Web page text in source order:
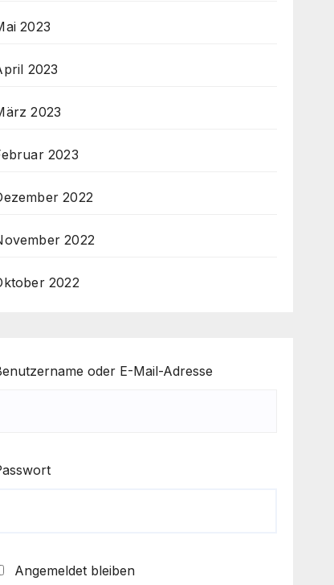
2023
2023
2023
2023
2022
2022
2022
oder E-Mail-Adresse
Angemeldet bleiben